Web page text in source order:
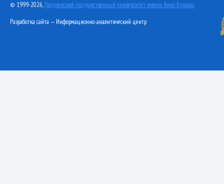
© 1999-2026, Гродненский государственный университет имени Янки Купалы
Разработка сайта — Информационно-аналитический центр